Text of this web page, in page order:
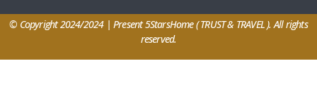
© Copyright 2024/2024 | Present 5StarsHome ( TRUST & TRAVEL ). All rights
reserved.